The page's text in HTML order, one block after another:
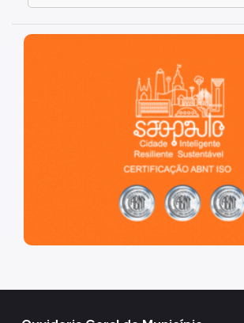
São Paulo, cidade inteligente,